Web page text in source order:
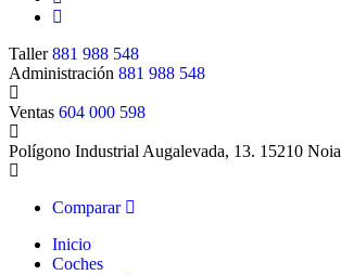
Taller881 988 548
Administración 881 988 548
Ventas 604 000 598
Polígono Industrial Augalevada, 13. 15210 Noia
Comparar
Inicio
Coches